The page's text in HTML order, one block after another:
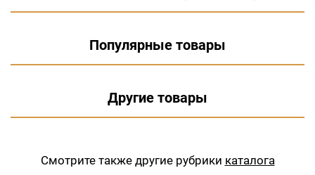
Популярные товары
Другие товары
Смотрите также другие рубрики каталога